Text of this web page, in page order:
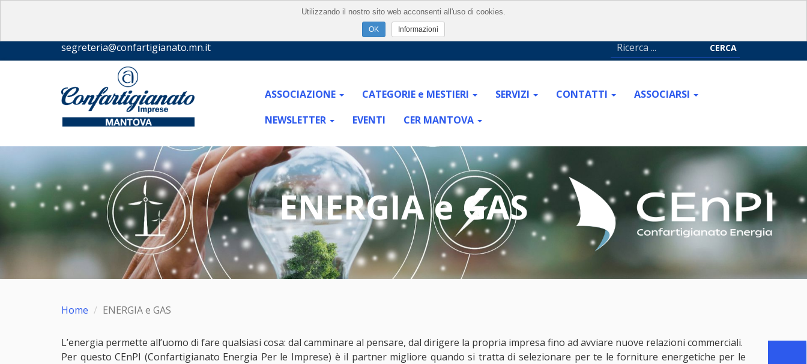
segreteria@confartigianato.mn.it CERCA
ASSOCIAZIONE CATEGORIE e MESTIERI SERVIZI CONTATTI
ASSOCIARSI
NEWSLETTER
EVENTI CER MANTOVA
ENERGIA e GAS
Home ENERGIA e GAS
L’energia permette all’uomo di fare qualsiasi cosa: dal camminare al pensare, dal dirigere la propria impresa fino ad avviare nuove relazioni commerciali.
Per questo CEnPI (Confartigianato Energia Per le Imprese) è il partner migliore quando si tratta di selezionare per te le forniture energetiche per le
Utilizzando il nostro sito web acconsenti all'uso di cookies.
Informazioni